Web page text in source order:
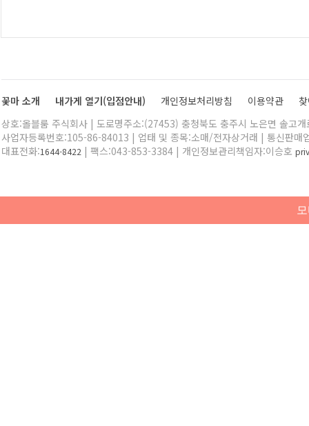
꽃마 소개 내가게 열기(입점안내) 개인정보처리방침 이용약관
상호:올블룸 주식회사 | 도로명주소:(27453) 충청북도 충주시 노은면 솔고
사업자등록번호:105-86-84013 | 업태 및 종목:소매/전자상거래 | 통신판매
대표전화:1644-8422 | 팩스:043-853-3384 | 개인정보관리책임자:이승호